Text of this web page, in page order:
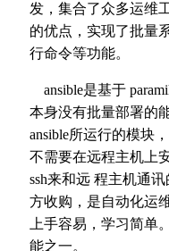
发，集合了众多运维
的优点，实现了批量
行命令等功能。
ansible是基于
本身没有批量部署的
ansible所运行的模块
不需要在远程主机上
ssh来和远 程主机通
方收购，是自动化运
上手容易，学习简单
能之一。